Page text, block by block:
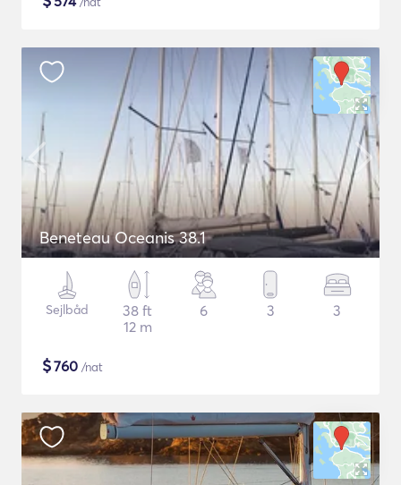
Beneteau Oceanis 38.1
Sejlbåd
38 ft
12 m
6 3 3
$760 /nat